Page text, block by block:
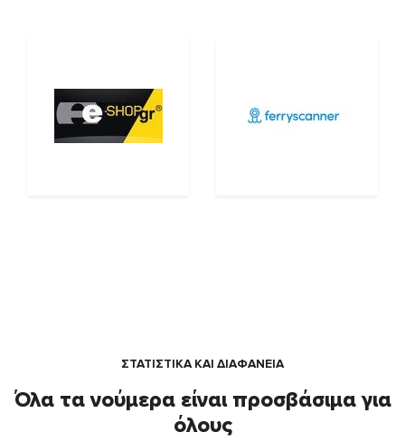
ΣΤΑΤΙΣΤΙΚΑ ΚΑΙ ΔΙΑΦΑΝΕΙΑ
Όλα τα νούμερα είναι προσβάσιμα για
όλους